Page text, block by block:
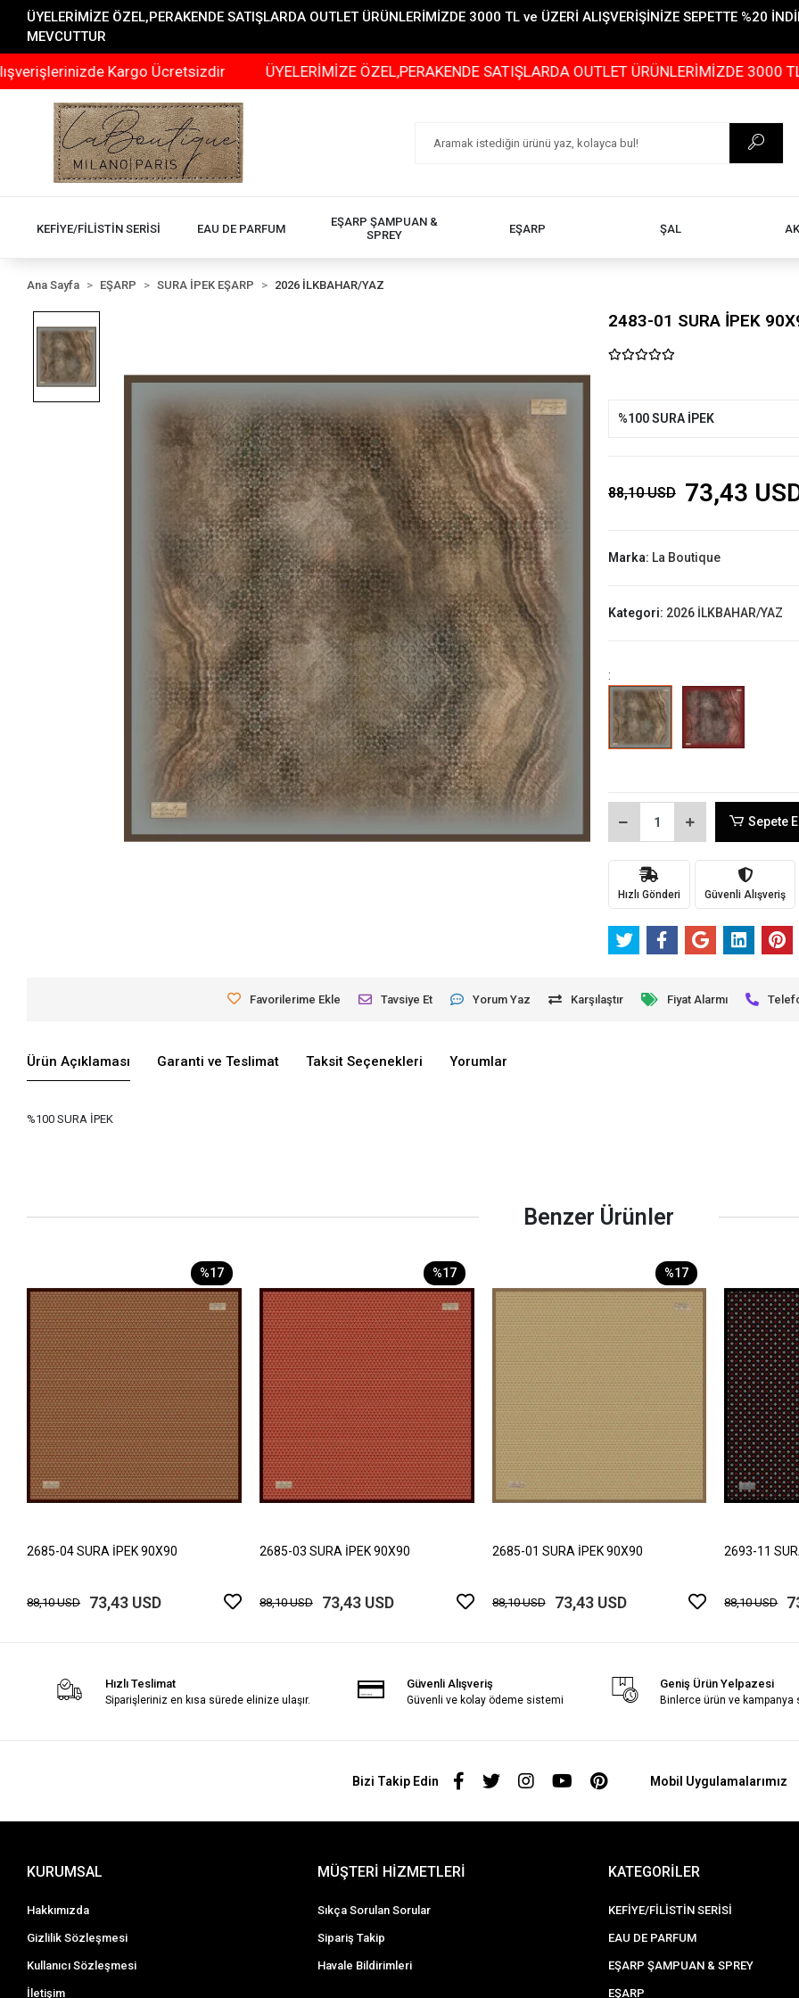
ÜYELERİMİZE ÖZEL,PERAKENDE SATIŞLARDA OUTLET ÜRÜNLERİMİZDE 3000 TL ve ÜZERİ ALIŞVERİŞİNİZE SEPETTE %20
MEVCUTTUR
Kargo Ücretsizdir ÜYELERİMİZE ÖZEL,PERAKENDE SATIŞLARDA OUTLET ÜRÜNLERİMİZDE 3000 TL ve
KEFİYE/FİLİSTİN SERİSİ EAU DE PARFUM
EŞARP ŞAMPUAN &
SPREY
EŞARP ŞAL
Ana Sayfa EŞARP SURA İPEK EŞARP 2026 İLKBAHAR/YAZ
2483-01 SURA İPEK
%100 SURA İPEK
88,10 USD 73,43
Marka: La Boutique
Kategori: 2026 İLKBAHAR/YAZ
:
Sepete
Hızlı Gönderi Güvenli Alışveriş
Favorilerime Ekle Tavsiye Et Yorum Yaz Karşılaştır Fiyat Alarmı
Ürün Açıklaması Garanti ve Teslimat Taksit Seçenekleri Yorumlar
%100 SURA İPEK
Benzer Ürünler
%17
2685-04 SURA İPEK 90X90
88,10 USD 73,43 USD
%17
2685-03 SURA İPEK 90X90
88,10 USD 73,43 USD
%17
2685-01 SURA İPEK 90X90
88,10 USD 73,43 USD
2693-11
88,10 USD
Hızlı Teslimat
Siparişleriniz en kısa sürede elinize ulaşır.
Güvenli Alışveriş
Güvenli ve kolay ödeme sistemi
Geniş Ürün Yelpazesi
Binlerce ürün ve kampanya
Bizi Takip Edin Mobil Uygulamalarımız
KURUMSAL
Hakkımızda
Gizlilik Sözleşmesi
Kullanıcı Sözleşmesi
İletişim
MÜŞTERİ HİZMETLERİ
Sıkça Sorulan Sorular
Sipariş Takip
Havale Bildirimleri
KATEGORİLER
KEFİYE/FİLİSTİN SERİSİ
EAU DE PARFUM
EŞARP ŞAMPUAN & SPREY
EŞARP